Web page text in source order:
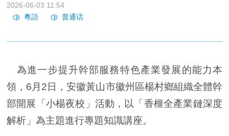
2026-06-03 11:54
為進一步提升幹部服務特色產業發展的能力本
領，6月2日，安徽黃山市徽州區楊村鄉組織全體幹
部開展「小楊夜校」活動，以「香榧全產業鏈深度
解析」為主題進行專題知識講座。